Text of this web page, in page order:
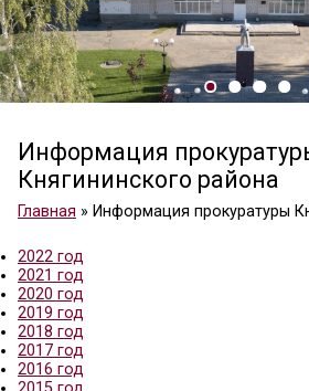
Информация
Княгининского